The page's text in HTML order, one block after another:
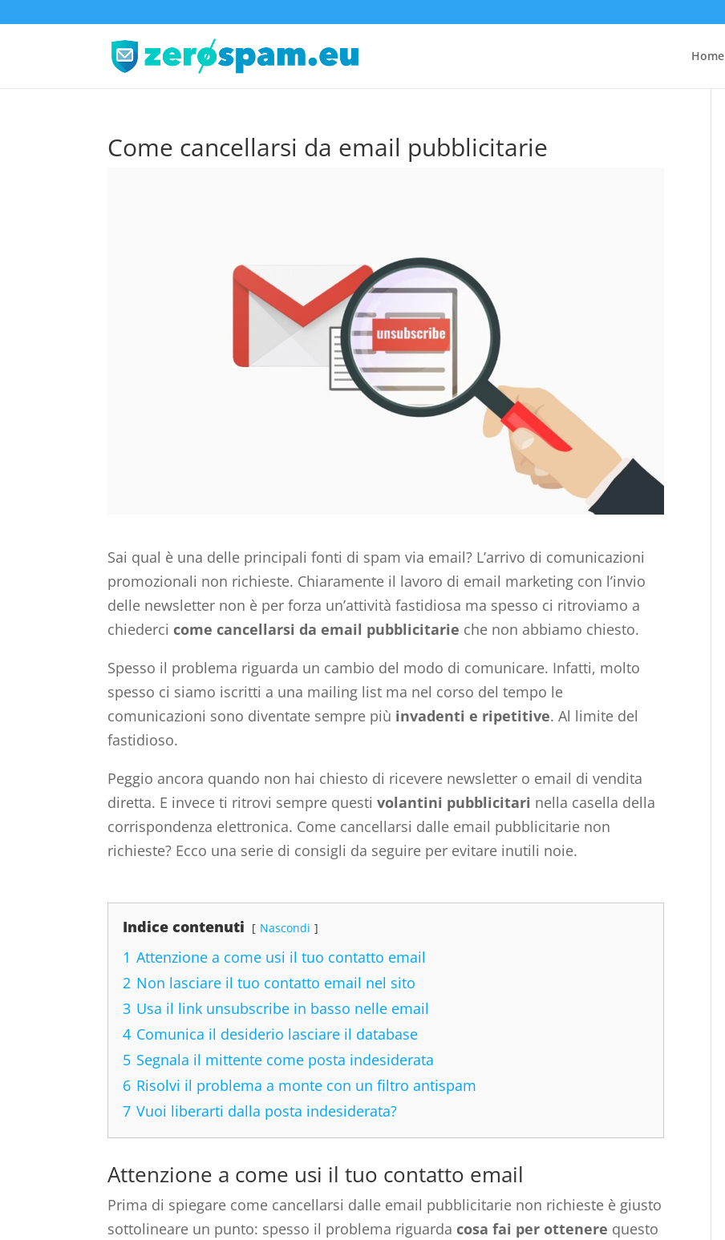
Home
Come cancellarsi da email pubblicitarie
Sai qual è una delle principali fonti di spam via email? L’arrivo di comunicazioni
promozionali non richieste. Chiaramente il lavoro di email marketing con l’invio
delle newsletter non è per forza un’attività fastidiosa ma spesso ci ritroviamo a
chiederci come cancellarsi da email pubblicitarie che non abbiamo chiesto.
Spesso il problema riguarda un cambio del modo di comunicare. Infatti, molto
spesso ci siamo iscritti a una mailing list ma nel corso del tempo le
comunicazioni sono diventate sempre più invadenti e ripetitive. Al limite del
fastidioso.
Peggio ancora quando non hai chiesto di ricevere newsletter o email di vendita
diretta. E invece ti ritrovi sempre questivolantini pubblicitari nella casella della
corrispondenza elettronica. Come cancellarsi dalle email pubblicitarie non
richieste? Ecco una serie di consigli da seguire per evitare inutili noie.
Indice contenuti Nascondi
1 Attenzione a come usi il tuo contatto email
2 Non lasciare il tuo contatto email nel sito
3 Usa il link unsubscribe in basso nelle email
4 Comunica il desiderio lasciare il database
5 Segnala il mittente come posta indesiderata
6 Risolvi il problema a monte con un filtro antispam
7 Vuoi liberarti dalla posta indesiderata?
Attenzione a come usi il tuo contatto email
Prima di spiegare come cancellarsi dalle email pubblicitarie non richieste è giusto
sottolineare un punto: spesso il problema riguarda cosa fai per ottenere questo